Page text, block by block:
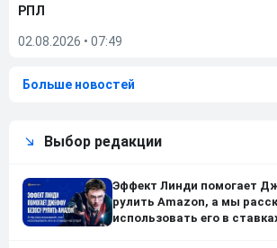
РПЛ
02.08.2026 • 07:49
Больше новостей
Выбор редакции
Эффект Линди помогает
рулить Amazon, а мы
использовать его в